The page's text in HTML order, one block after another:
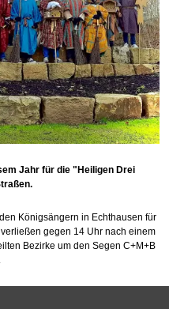
Jahr für die "Heiligen Drei
Königsängern in Echthausen für
gegen 14 Uhr nach einem
Bezirke um den Segen C+M+B